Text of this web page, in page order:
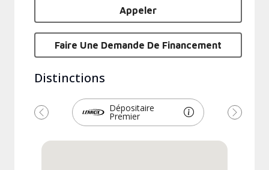
Appeler
Faire Une Demande De Financement
Distinctions
Dépositaire
Premier
Précédent Suivant